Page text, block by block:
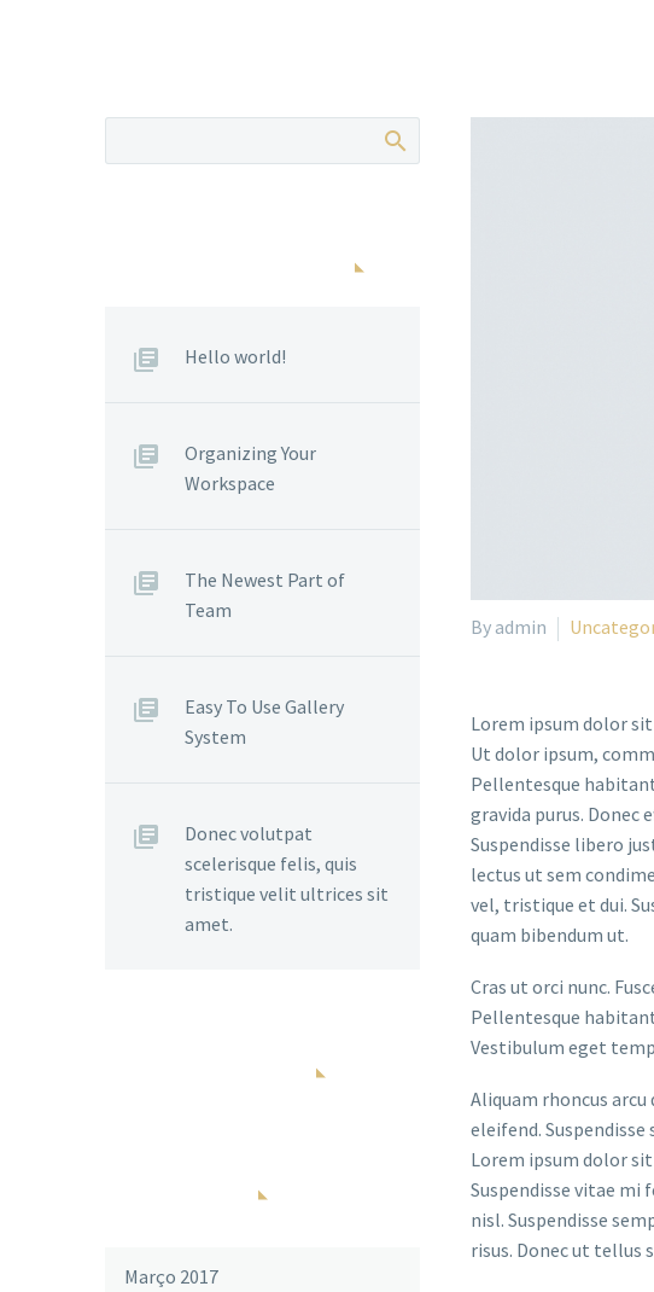
By admin
Lorem ipsum dolor
Ut dolor ipsum,
Pellentesque
gravida purus. Donec
Suspendisse libero
lectus ut sem
vel, tristique et dui.
quam bibendum ut.
Cras ut orci nunc.
Pellentesque
Vestibulum eget
Aliquam rhoncus
eleifend.
Lorem ipsum dolor
Suspendisse vitae mi
nisl. Suspendisse
risus. Donec ut tellus
Hello world!
Organizing Your
Workspace
The Newest Part of
Team
Easy To Use Gallery
System
Donec volutpat
scelerisque felis, quis
tristique velit ultrices sit
amet.
Março 2017